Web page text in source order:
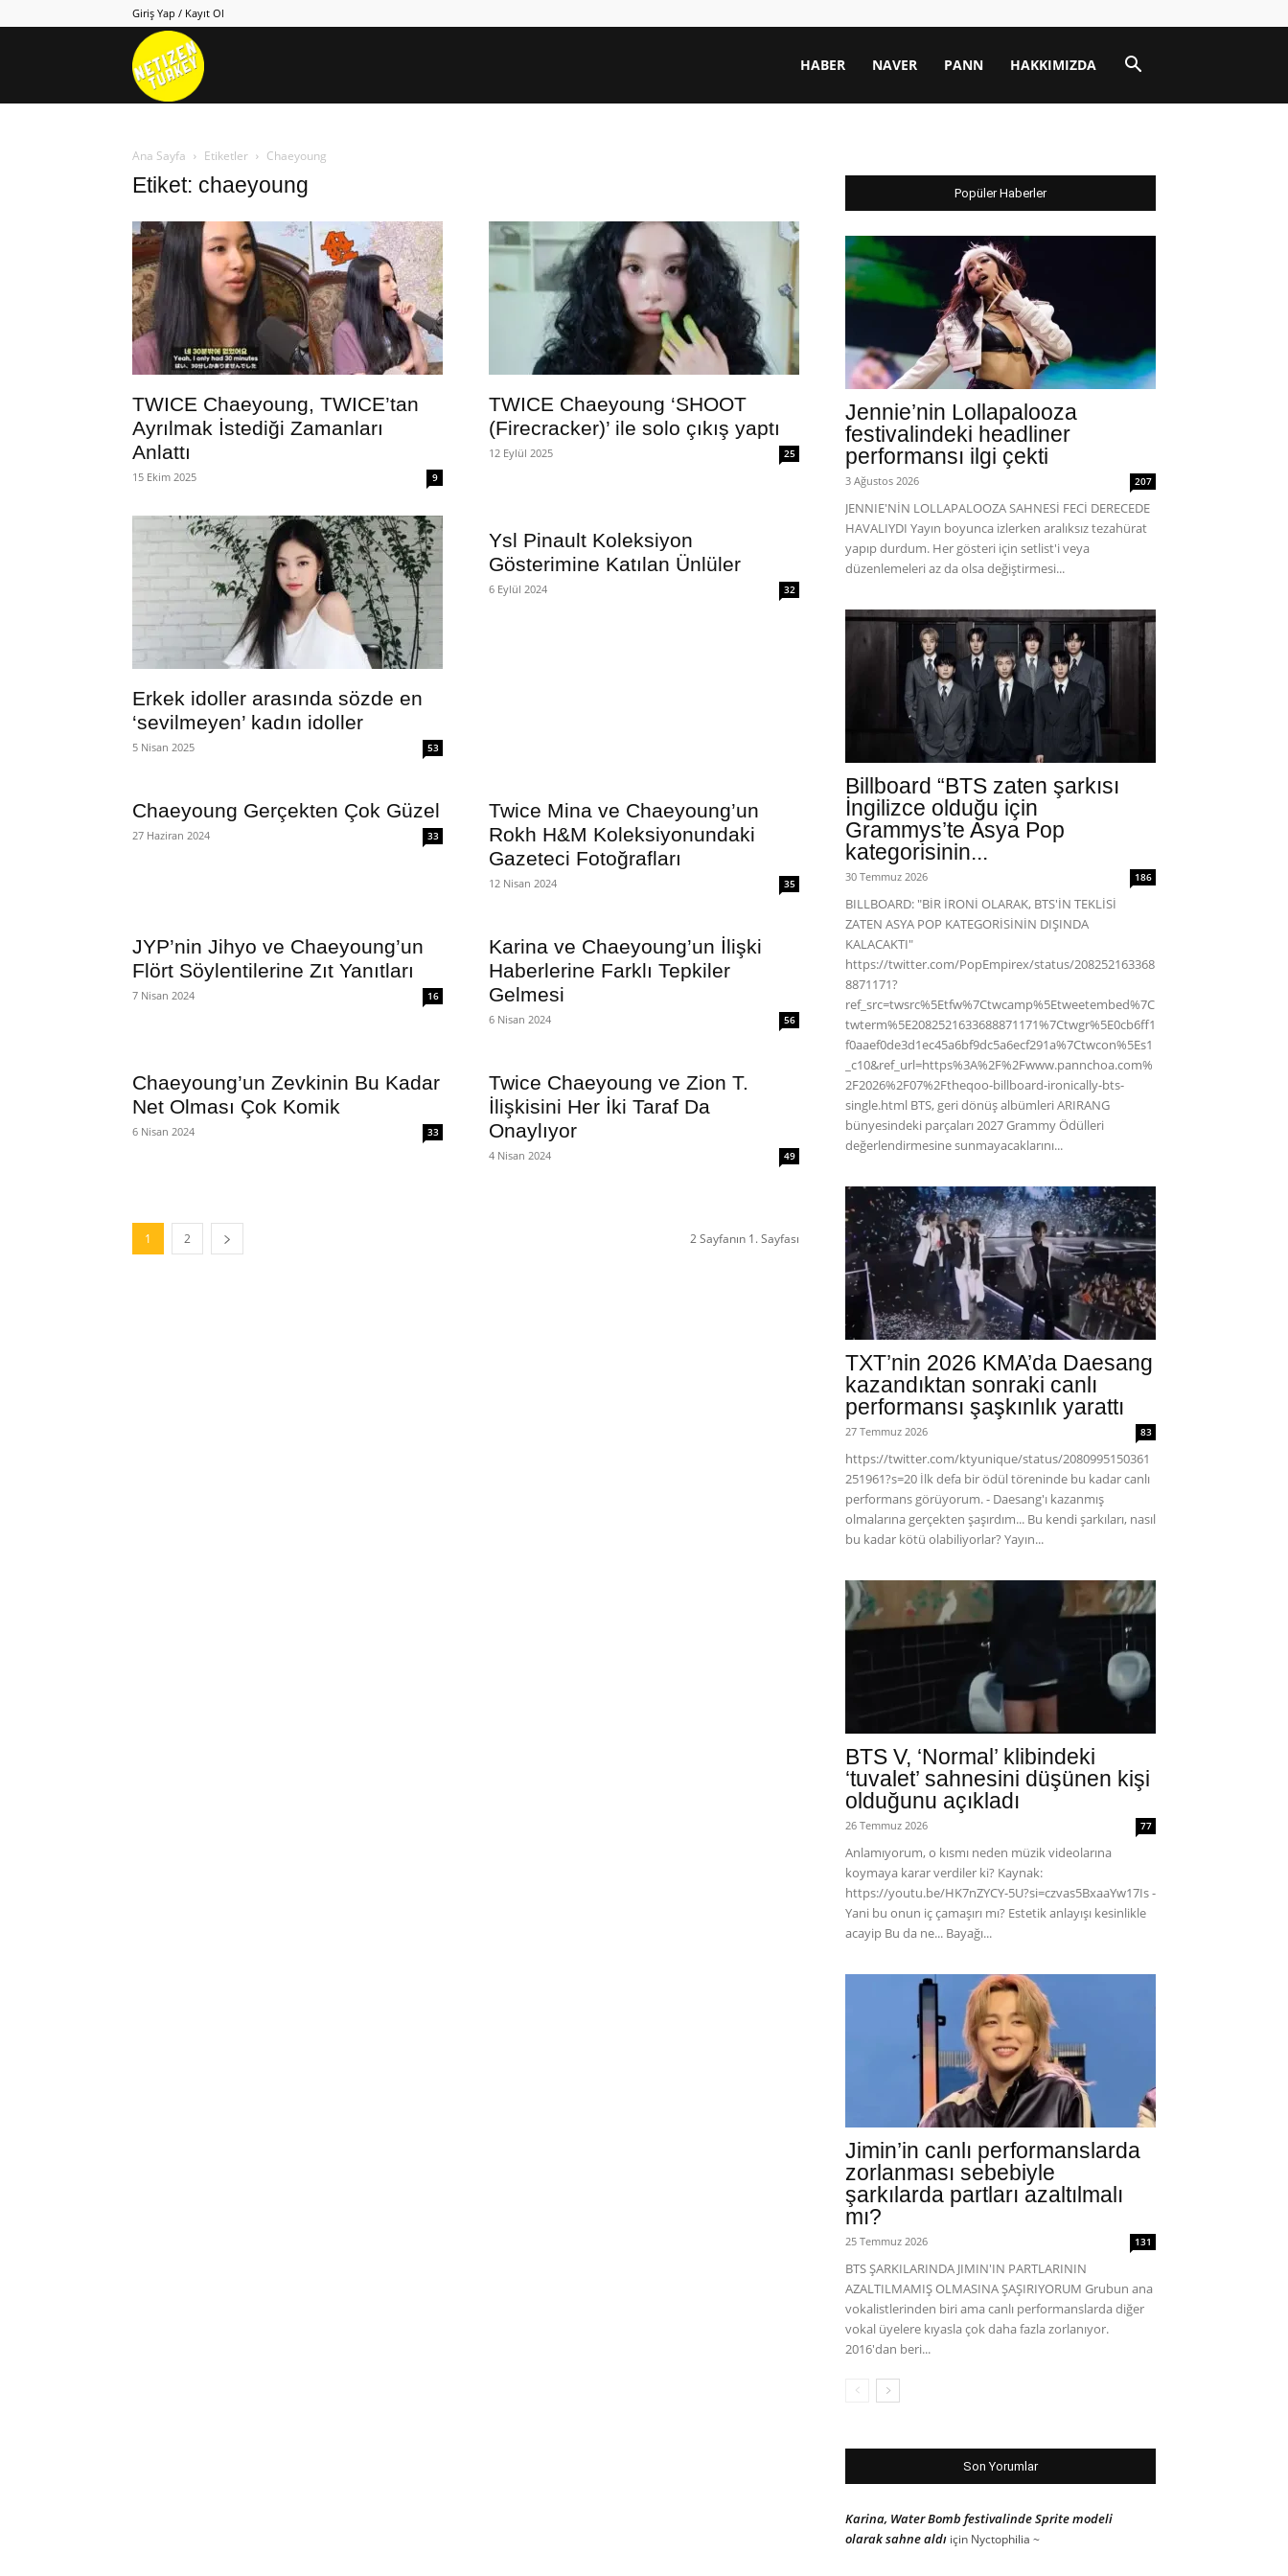
Giriş Yap / Kayıt Ol
Netizen HABER NAVER PANN HAKKIMIZDA
Ana Sayfa Etiketler Chaeyoung
Etiket: chaeyoung
TWICE Chaeyoung, TWICE’tan
Ayrılmak İstediği Zamanları
Anlattı
15 Ekim 2025 9
TWICE Chaeyoung ‘SHOOT
(Firecracker)’ ile solo çıkış yaptı
12 Eylül 2025 25
Erkek idoller arasında sözde en
‘sevilmeyen’ kadın idoller
5 Nisan 2025 53
Ysl Pinault Koleksiyon
Gösterimine Katılan Ünlüler
6 Eylül 2024 32
Chaeyoung Gerçekten Çok Güzel
27 Haziran 2024 33
Twice Mina ve Chaeyoung’un
Rokh H&M Koleksiyonundaki
Gazeteci Fotoğrafları
12 Nisan 2024 35
JYP’nin Jihyo ve Chaeyoung’un
Flört Söylentilerine Zıt Yanıtları
7 Nisan 2024 16
Karina ve Chaeyoung’un İlişki
Haberlerine Farklı Tepkiler
Gelmesi
6 Nisan 2024 56
Chaeyoung’un Zevkinin Bu Kadar
Net Olması Çok Komik
6 Nisan 2024 33
Twice Chaeyoung ve Zion T.
İlişkisini Her İki Taraf Da
Onaylıyor
4 Nisan 2024 49
1 2 2 Sayfanın 1. Sayfası
Popüler Haberler
Jennie’nin Lollapalooza
festivalindeki headliner
performansı ilgi çekti
3 Ağustos 2026 207
JENNIE'NİN LOLLAPALOOZA SAHNESİ FECİ DERECEDE
HAVALIYDI Yayın boyunca izlerken aralıksız tezahürat
yapıp durdum. Her gösteri için setlist'i veya
düzenlemeleri az da olsa değiştirmesi...
Billboard “BTS zaten şarkısı
İngilizce olduğu için
Grammys’te Asya Pop
kategorisinin...
30 Temmuz 2026 186
BILLBOARD: "BİR İRONİ OLARAK, BTS'İN TEKLİSİ
ZATEN ASYA POP KATEGORİSİNİN DIŞINDA
KALACAKTI"
https://twitter.com/PopEmpirex/status/208252163368
8871171?
ref_src=twsrc%5Etfw%7Ctwcamp%5Etweetembed%7C
twterm%5E2082521633688871171%7Ctwgr%5E0cb6ff1
f0aaef0de3d1ec45a6bf9dc5a6ecf291a%7Ctwcon%5Es1
_c10&ref_url=https%3A%2F%2Fwww.pannchoa.com%
2F2026%2F07%2Ftheqoo-billboard-ironically-bts-
single.html BTS, geri dönüş albümleri ARIRANG
bünyesindeki parçaları 2027 Grammy Ödülleri
değerlendirmesine sunmayacaklarını...
TXT’nin 2026 KMA’da Daesang
kazandıktan sonraki canlı
performansı şaşkınlık yarattı
27 Temmuz 2026 83
https://twitter.com/ktyunique/status/2080995150361
251961?s=20 İlk defa bir ödül töreninde bu kadar canlı
performans görüyorum. - Daesang'ı kazanmış
olmalarına gerçekten şaşırdım... Bu kendi şarkıları, nasıl
bu kadar kötü olabiliyorlar? Yayın...
BTS V, ‘Normal’ klibindeki
‘tuvalet’ sahnesini düşünen kişi
olduğunu açıkladı
26 Temmuz 2026 77
Anlamıyorum, o kısmı neden müzik videolarına
koymaya karar verdiler ki? Kaynak:
https://youtu.be/HK7nZYCY-5U?si=czvas5BxaaYw17Is -
Yani bu onun iç çamaşırı mı? Estetik anlayışı kesinlikle
acayip Bu da ne... Bayağı...
Jimin’in canlı performanslarda
zorlanması sebebiyle
şarkılarda partları azaltılmalı
mı?
25 Temmuz 2026 131
BTS ŞARKILARINDA JIMIN'IN PARTLARININ
AZALTILMAMIŞ OLMASINA ŞAŞIRIYORUM Grubun ana
vokalistlerinden biri ama canlı performanslarda diğer
vokal üyelere kıyasla çok daha fazla zorlanıyor.
2016'dan beri...
Son Yorumlar
Karina, Water Bomb festivalinde Sprite modeli
olarak sahne aldı için Nyctophilia ~